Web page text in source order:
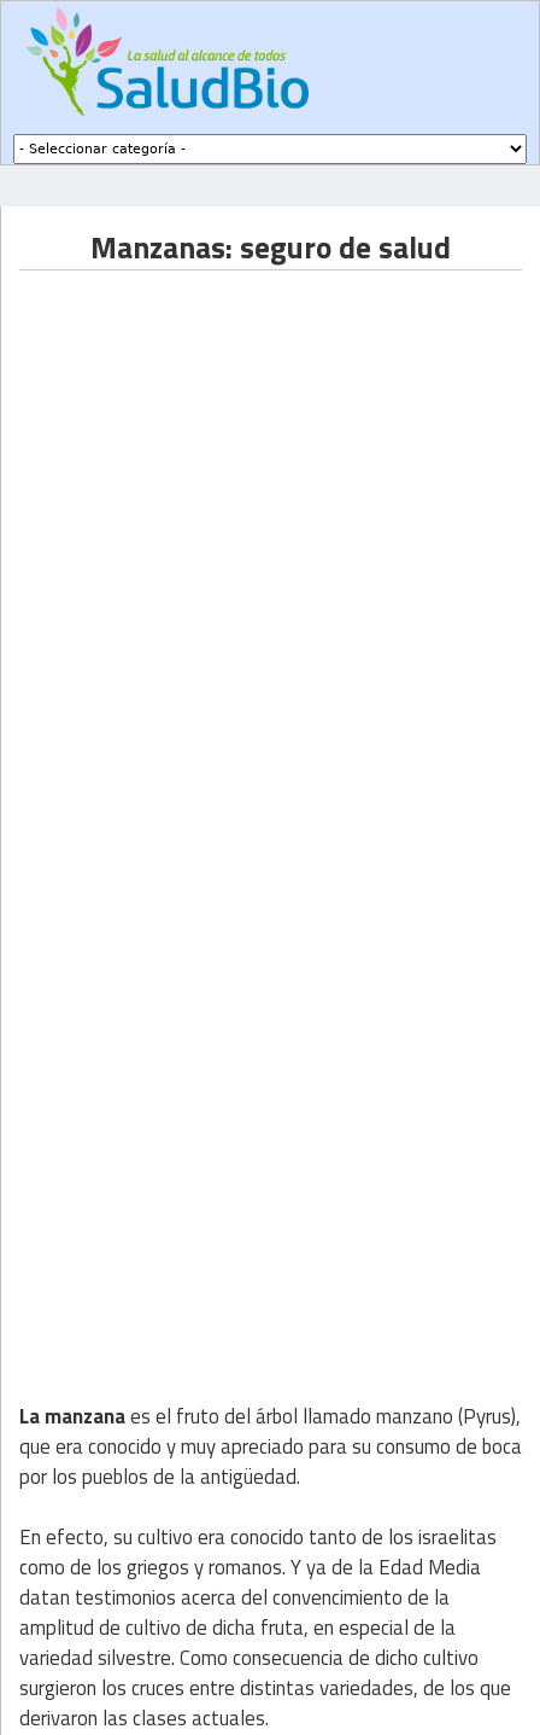
Manzanas: seguro de salud
La manzanaes el fruto del árbol llamado manzano (Pyrus),
que era conocido y muy apreciado para su consumo de boca
por los pueblos de la antigüedad.
En efecto, su cultivo era conocido tanto de los israelitas
como de los griegos y romanos. Y ya de la Edad Media
datan testimonios acerca del convencimiento de la
amplitud de cultivo de dicha fruta, en especial de la
variedad silvestre. Como consecuencia de dicho cultivo
surgieron los cruces entre distintas variedades, de los que
derivaron las clases actuales.